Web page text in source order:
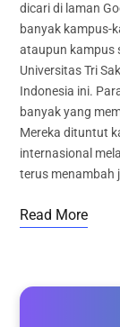
dicari di laman
banyak kampus-
ataupun kampus
Universitas Tri
Indonesia ini.
banyak yang
Mereka dituntut
internasional
terus menambah
Read More